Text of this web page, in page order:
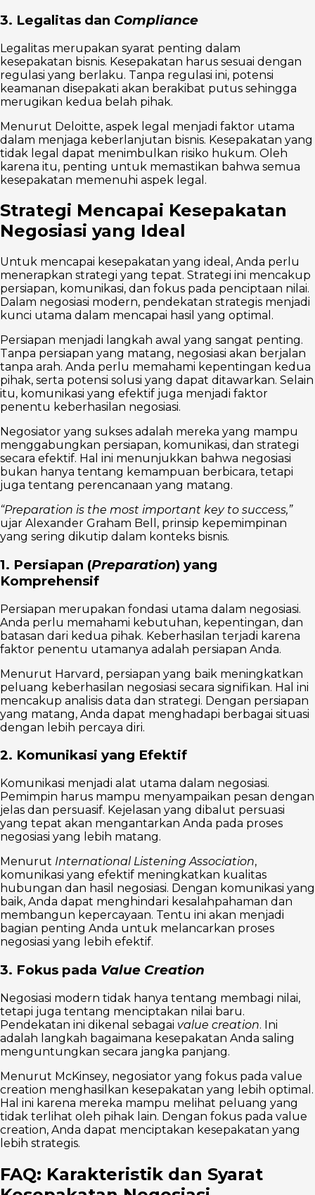
3. Legalitas dan Compliance
Legalitas merupakan syarat penting dalam
kesepakatan bisnis. Kesepakatan harus sesuai dengan
regulasi yang berlaku. Tanpa regulasi ini, potensi
keamanan disepakati akan berakibat putus sehingga
merugikan kedua belah pihak.
Menurut Deloitte, aspek legal menjadi faktor utama
dalam menjaga keberlanjutan bisnis. Kesepakatan yang
tidak legal dapat menimbulkan risiko hukum. Oleh
karena itu, penting untuk memastikan bahwa semua
kesepakatan memenuhi aspek legal.
Strategi Mencapai Kesepakatan
Negosiasi yang Ideal
Untuk mencapai kesepakatan yang ideal, Anda perlu
menerapkan strategi yang tepat. Strategi ini mencakup
persiapan, komunikasi, dan fokus pada penciptaan nilai.
Dalam negosiasi modern, pendekatan strategis menjadi
kunci utama dalam mencapai hasil yang optimal.
Persiapan menjadi langkah awal yang sangat penting.
Tanpa persiapan yang matang, negosiasi akan berjalan
tanpa arah. Anda perlu memahami kepentingan kedua
pihak, serta potensi solusi yang dapat ditawarkan. Selain
itu, komunikasi yang efektif juga menjadi faktor
penentu keberhasilan negosiasi.
Negosiator yang sukses adalah mereka yang mampu
menggabungkan persiapan, komunikasi, dan strategi
secara efektif. Hal ini menunjukkan bahwa negosiasi
bukan hanya tentang kemampuan berbicara, tetapi
juga tentang perencanaan yang matang.
“Preparation is the most important key to success,”
ujar Alexander Graham Bell, prinsip kepemimpinan
yang sering dikutip dalam konteks bisnis.
1. Persiapan (Preparation) yang
Komprehensif
Persiapan merupakan fondasi utama dalam negosiasi.
Anda perlu memahami kebutuhan, kepentingan, dan
batasan dari kedua pihak. Keberhasilan terjadi karena
faktor penentu utamanya adalah persiapan Anda.
Menurut Harvard, persiapan yang baik meningkatkan
peluang keberhasilan negosiasi secara signifikan. Hal ini
mencakup analisis data dan strategi. Dengan persiapan
yang matang, Anda dapat menghadapi berbagai situasi
dengan lebih percaya diri.
2. Komunikasi yang Efektif
Komunikasi menjadi alat utama dalam negosiasi.
Pemimpin harus mampu menyampaikan pesan dengan
jelas dan persuasif. Kejelasan yang dibalut persuasi
yang tepat akan mengantarkan Anda pada proses
negosiasi yang lebih matang.
Menurut International Listening Association,
komunikasi yang efektif meningkatkan kualitas
hubungan dan hasil negosiasi. Dengan komunikasi yang
baik, Anda dapat menghindari kesalahpahaman dan
membangun kepercayaan. Tentu ini akan menjadi
bagian penting Anda untuk melancarkan proses
negosiasi yang lebih efektif.
3. Fokus pada Value Creation
Negosiasi modern tidak hanya tentang membagi nilai,
tetapi juga tentang menciptakan nilai baru.
Pendekatan ini dikenal sebagai value creation. Ini
adalah langkah bagaimana kesepakatan Anda saling
menguntungkan secara jangka panjang.
Menurut McKinsey, negosiator yang fokus pada value
creation menghasilkan kesepakatan yang lebih optimal.
Hal ini karena mereka mampu melihat peluang yang
tidak terlihat oleh pihak lain. Dengan fokus pada value
creation, Anda dapat menciptakan kesepakatan yang
lebih strategis.
FAQ: Karakteristik dan Syarat